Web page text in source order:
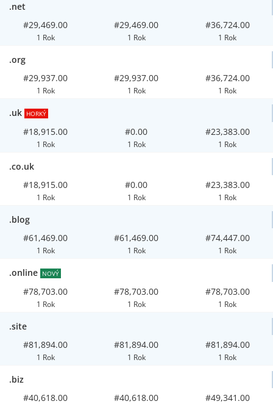
.net
#29,469.00
1 Rok
#29,469.00
1 Rok
#36,724.00
1 Rok
.org
#29,937.00
1 Rok
#29,937.00
1 Rok
#36,724.00
1 Rok
.uk HORKÝ
#18,915.00
1 Rok
#0.00
1 Rok
#23,383.00
1 Rok
.co.uk
#18,915.00
1 Rok
#0.00
1 Rok
#23,383.00
1 Rok
.blog
#61,469.00
1 Rok
#61,469.00
1 Rok
#74,447.00
1 Rok
.online NOVÝ
#78,703.00
1 Rok
#78,703.00
1 Rok
#78,703.00
1 Rok
.site
#81,894.00
1 Rok
#81,894.00
1 Rok
#81,894.00
1 Rok
.biz
#40,618.00
#40,618.00 #49,341.00